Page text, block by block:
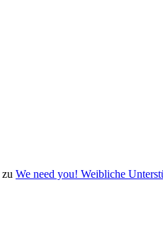
zu We need you! Weibliche